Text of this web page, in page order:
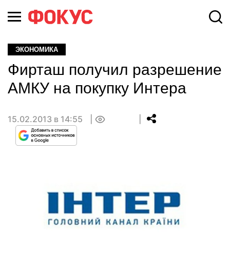
ЭКОНОМИКА
Фирташ получил разрешение
АМКУ на покупку Интера
15.02.2013 в 14:55